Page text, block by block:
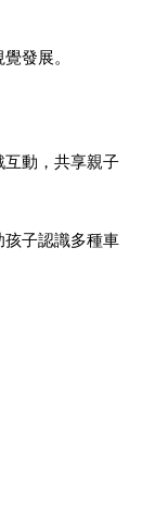
發展。
互動，共享親子
孩子認識多種車